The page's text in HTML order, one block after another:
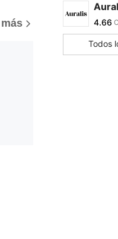
4.66
Todos